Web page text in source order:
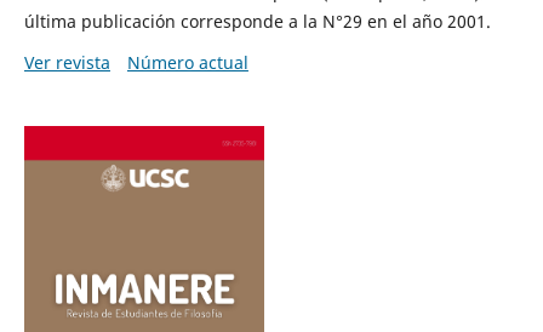
última publicación corresponde a la N°29 en el año 2001.
Ver revista
Número actual